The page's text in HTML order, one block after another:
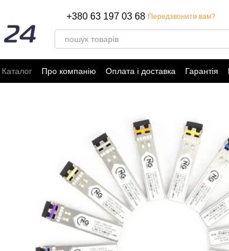
+380 63 197 03 68 Передзвонити вам?
Каталог Про компанію Оплата і доставка Гарантія
Політика конфіденційності